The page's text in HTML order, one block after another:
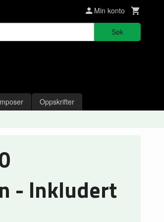
Min konto
Søk
Oppskrifter
- Inkludert